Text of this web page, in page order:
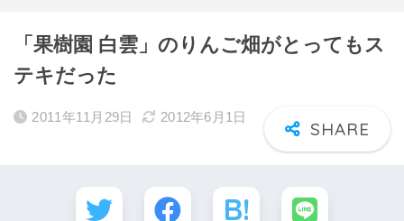
「果樹園 白雲」のりんご畑がとってもス
テキだった
2011年11月29日 2012年6月1日